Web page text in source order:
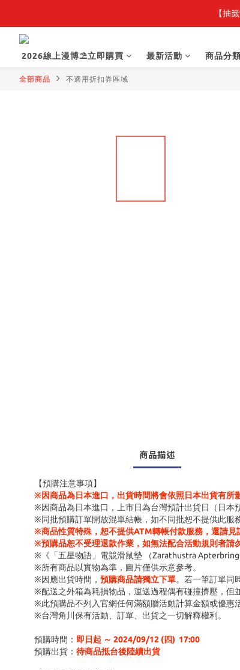
【抽
2026線上漫博⛱️立即購買
最新活動 商品分類
全部商品 不適用折扣券區域
商品描述
【預購注意事項】
※因商品為日本進口，出貨時間將會依照日本出貨有所
※因商品為日本進口，上市日為台灣預計出貨日（日本
※同批預購訂單開放混單結帳，如不同批恕不提供此服務
※商品性質特殊，恕不提供ATM轉帳付款服務，還請見
※預購品恕不受理退款作業，如無法配合活動規則者請
※《「五星物語」電競滑鼠墊 （Zarathustra
※所有商品以實物為準，圖片僅供示意參考。
※因應出貨時間， 預購商品請獨立下單。若一筆訂單同
※配送之外箱為耗損物品，運送過程偶有碰撞擠壓，但
※此預購品不列入官網任何滿額贈活動計算金額或優惠
※台灣角川保有活動、訂單、出貨之一切解釋權利。
預購時間： 即日起 ～ 2024/09/12 (四) 17:00
預購出貨： 待商品抵台後陸續出貨